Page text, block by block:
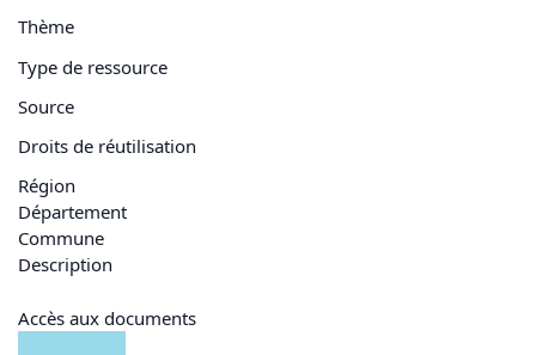
Thème
Type de ressource
Source
Droits de réutilisation
Région
Département
Commune
Description
Accès aux documents